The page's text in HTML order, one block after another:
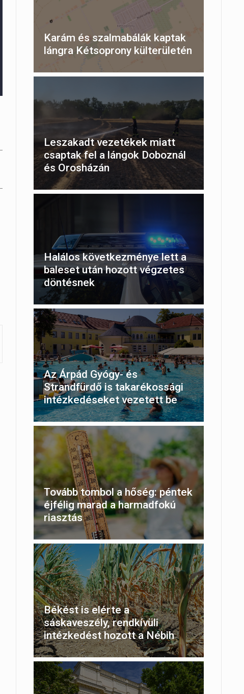
Karám és szalmabálák kaptak
lángra Kétsoprony külterületén
Leszakadt vezetékek miatt
csaptak fel a lángok Doboznál
és Orosházán
Halálos következménye lett a
baleset után hozott végzetes
döntésnek
Az Árpád Gyógy- és
Strandfürdő is takarékossági
intézkedéseket vezetett be
Tovább tombol a hőség: péntek
éjfélig marad a harmadfokú
riasztás
Békést is elérte a
sáskaveszély, rendkívüli
intézkedést hozott a Nébih